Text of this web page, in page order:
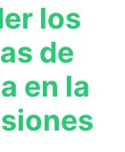
los
de
en la